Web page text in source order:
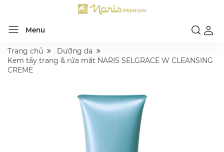
Menu
Trang chủ
Dưỡng da
Kem tẩy trang & rửa mặt NARIS SELGRACE W CLEANSING
CREME